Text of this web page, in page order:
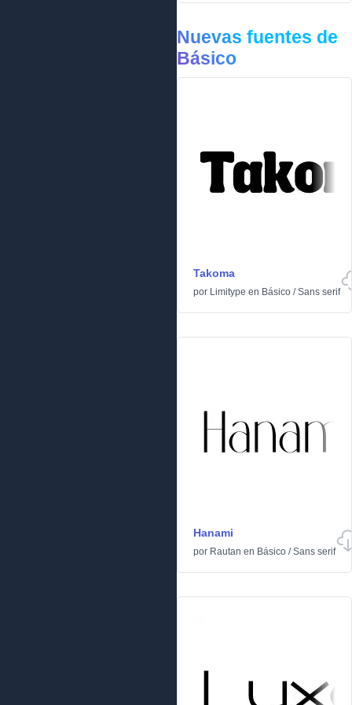
Nuevas fuentes de
Básico
Takoma
por Limitype en Básico /Sans serif
Hanami
por Rautan en Básico /Sans serif